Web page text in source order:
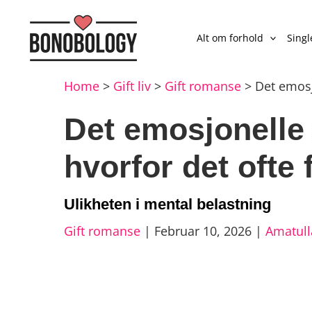
Alt om forhold
Home > Gift liv > Gift romanse > Det
Det
hvorfor det ofte
Ulikheten i mental belastning
Gift romanse | Februar 10, 2026 |